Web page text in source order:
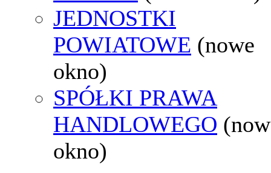
JEDNOSTKI
POWIATOWE (nowe
okno)
SPÓŁKI PRAWA
HANDLOWEGO
okno)